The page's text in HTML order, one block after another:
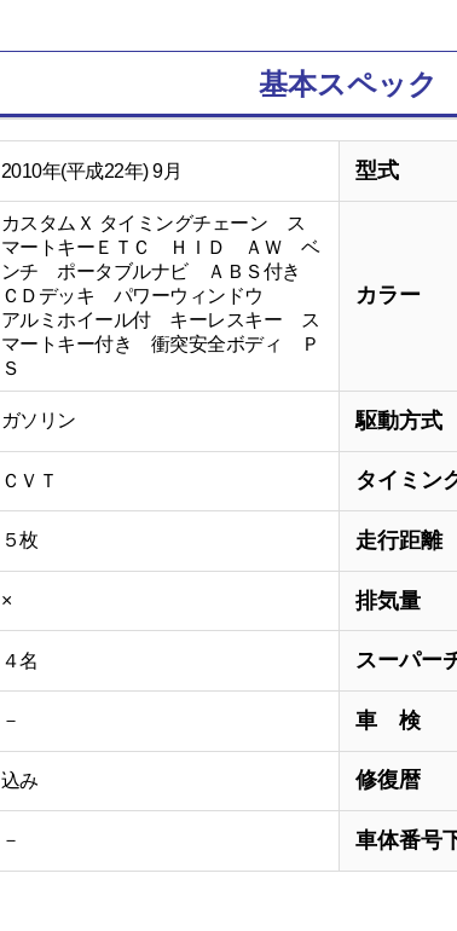
基本スペック
2010年(平成22年) 9月 型式
カスタムＸ タイミングチェーン ス
マートキーＥＴＣ ＨＩＤ ＡＷ ベ
ンチ ポータブルナビ ＡＢＳ付き
ＣＤデッキ パワーウィンドウ
アルミホイール付 キーレスキー ス
マートキー付き 衝突安全ボディ Ｐ
Ｓ
カラー
ガソリン 駆動方式
ＣＶＴ タイミン
５枚 走行距離
× 排気量
４名 スーパー
－ 車 検
込み 修復暦
－ 車体番号